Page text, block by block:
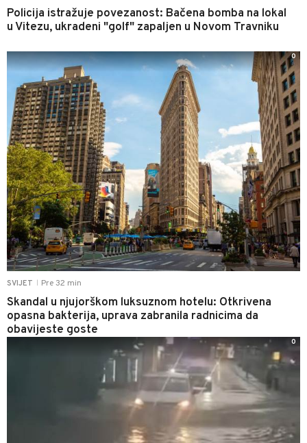
Policija istražuje povezanost: Bačena bomba na lokal
u Vitezu, ukradeni "golf" zapaljen u Novom Travniku
SVIJET Pre 32 min
Skandal u njujorškom luksuznom hotelu: Otkrivena
opasna bakterija, uprava zabranila radnicima da
obavijeste goste
0
0